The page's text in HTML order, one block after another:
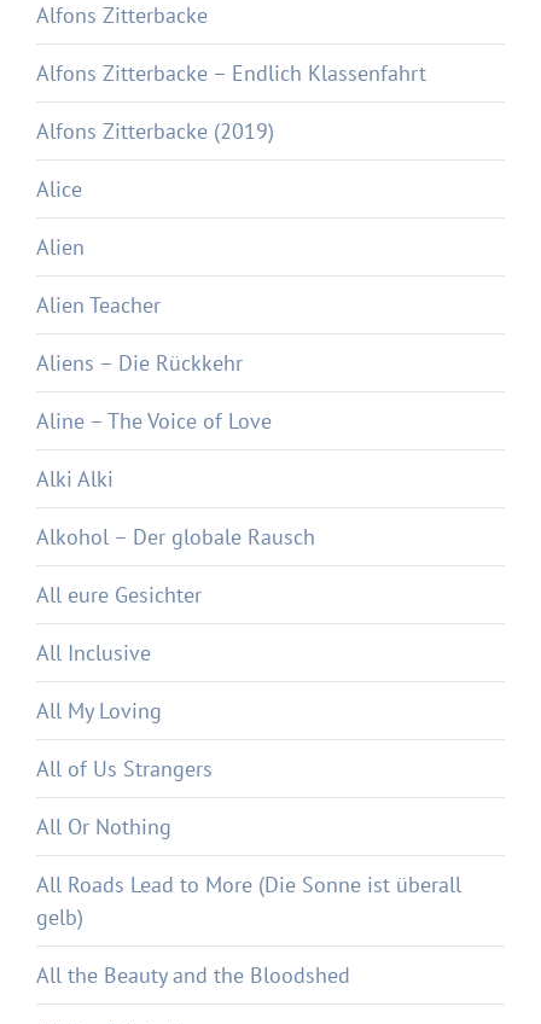
Alfons Zitterbacke
Alfons Zitterbacke – Endlich Klassenfahrt
Alfons Zitterbacke (2019)
Alice
Alien
Alien Teacher
Aliens – Die Rückkehr
Aline – The Voice of Love
Alki Alki
Alkohol – Der globale Rausch
All eure Gesichter
All Inclusive
All My Loving
All of Us Strangers
All Or Nothing
All Roads Lead to More (Die Sonne ist überall
gelb)
All the Beauty and the Bloodshed